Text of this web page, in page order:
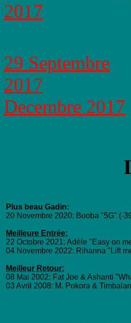
2017
29 Septembre
2017
Decembre 2017
Plus beau Gadin:
20 Novembre 2020: Booba "5G" (-
Meilleure Entrée:
22 Octobre 2021: Adèle "Easy on
04 Novembre 2022: Rihanna "Lift
Meilleur Retour:
08 Mai 2002: Fat Joe & Ashanti
03 Avril 2008: M. Pokora &